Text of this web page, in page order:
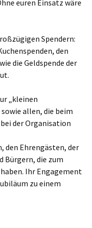
euren Einsatz wäre
Spendern:
den
die Geldspende der
„kleinen
allen, die beim
der Organisation
den Ehrengästen, der
Bürgern, die zum
Ihr Engagement
zu einem